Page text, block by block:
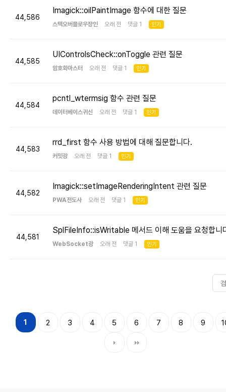
44,586
Imagick::oilPaintImage 함수에 대한 질문
스택오버플로우장인 오래 전 댓글 1 인기
44,585
UIControlsCheck::onToggle 관련 질문
암호화마스터 오래 전 댓글 1 인기
44,584
pcntl_wtermsig 함수 관련 질문
데이터베이스귀신 오래 전 댓글 1 인기
44,583
rrd_first 함수 사용 방법에 대해 질문합니다.
커밋광 오래 전 댓글 1 인기
44,582
Imagick::setImageRenderingIntent 관련 질문
PWA전도사 오래 전 댓글 1 인기
44,581
SplFileInfo::isWritable 메서드 이해 도움을 요청합니
WebSocket광 오래 전 댓글 1 인기
1 2 3 4 5 6 7 8 9